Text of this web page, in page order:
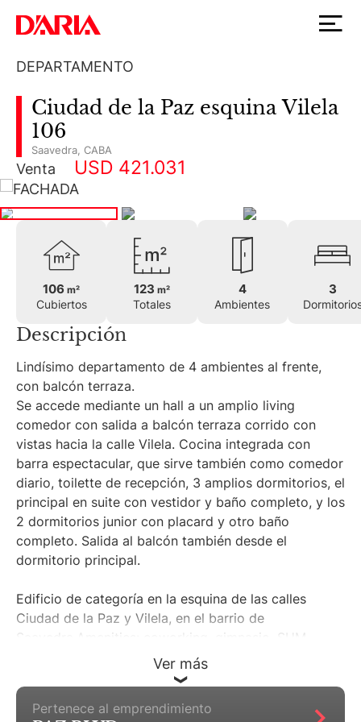
DEPARTAMENTO
Ciudad de la Paz esquina Vilela
106
Saavedra CABA
Venta USD 421.031
106m²
Cubiertos
123 m²
Totales
4
Ambientes
3
Descripción
Lindísimo departamento de 4 ambientes al frente,
con balcón terraza.
Se accede mediante un hall a un amplio living
comedor con salida a balcón terraza corrido con
vistas hacia la calle Vilela. Cocina integrada con
barra espectacular, que sirve también como comedor
diario, toilette de recepción, 3 amplios dormitorios, el
principal en suite con vestidor y baño completo, y los
2 dormitorios junior con placard y otro baño
completo. Salida al balcón también desde el
dormitorio principal.
Edificio de categoría en la esquina de las calles
Ciudad de la Paz y Vilela, en el barrio de
Saavedra.Amenities: coworking, gimnasio, SUM,
parrillas, piscina exterior de 21 x mts, solárium
rodeado de Jardines, pileta semiolímpica cubierta,
piscina para niños, juegos para niños, SPA, laundry,
seguridad 24 hs.
Ver más
Pertenece al emprendimiento